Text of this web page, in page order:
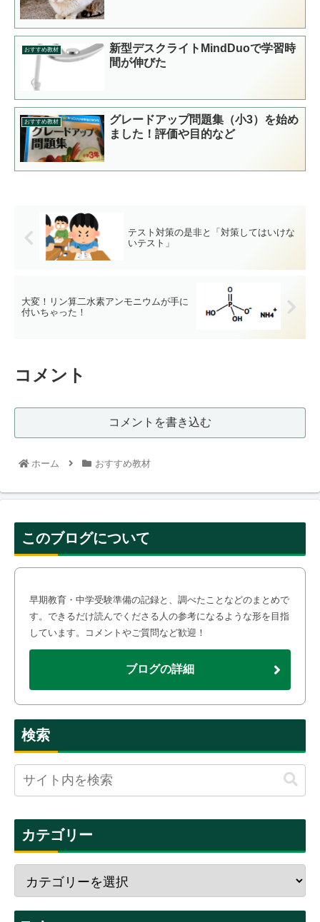
おすすめ教材
新型デスクライトMindDuoで学習時
間が伸びた
おすすめ教材
グレードアップ問題集（小3）を始め
ました！評価や目的など
テスト対策の是非と「対策してはいけな
いテスト」
大変！リン算二水素アンモニウムが手に
付いちゃった！
コメント
コメントを書き込む
ホーム おすすめ教材
このブログについて
早期教育・中学受験準備の記録と、調べたことなどのまとめで
す。できるだけ読んでくださる人の参考になるような形を目指
しています。コメントやご質問など歓迎！
ブログの詳細
検索
カテゴリー